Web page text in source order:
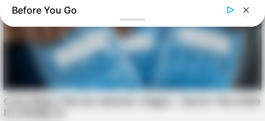
For This 87¢ Blue Pill Hack
Before You Go